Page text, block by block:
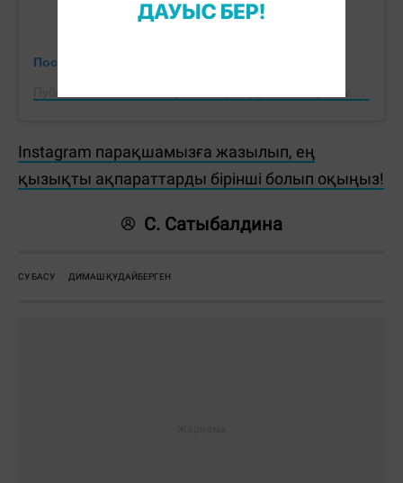
Посмотреть эту публикацию в Instagram
Instagram парақшамызға жазылып, ең
қызықты ақпараттарды бірінші болып оқыңыз!
С. Сатыбалдина
СУ БАСУ ДИМАШ ҚҰДАЙБЕРГЕН